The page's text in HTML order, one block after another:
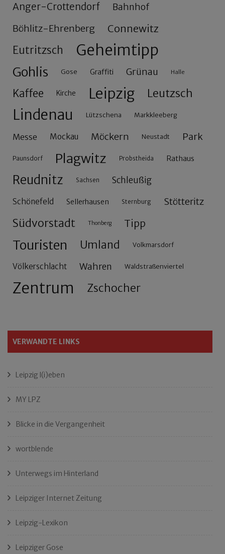
Anger-Crottendorf Bahnhof
Böhlitz-Ehrenberg Connewitz
Eutritzsch Geheimtipp
Gohlis Gose Graffiti Grünau Halle
Kaffee Kirche Leipzig Leutzsch
Lindenau Lützschena Markkleeberg
Messe Mockau Möckern Neustadt Park
Paunsdorf Plagwitz Probstheida Rathaus
Reudnitz Sachsen Schleußig
Schönefeld Sellerhausen Sternburg Stötteritz
Südvorstadt Thonberg Tipp
Touristen Umland Volkmarsdorf
Völkerschlacht Wahren Waldstraßenviertel
Zentrum Zschocher
VERWANDTE LINKS
Leipzig l(i)eben
MY LPZ
Blicke in die Vergangenheit
wortblende
Unterwegs im Hinterland
Leipziger Internet Zeitung
Leipzig-Lexikon
Leipziger Gose